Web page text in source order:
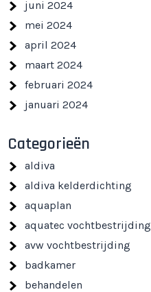
juni 2024
mei 2024
april 2024
maart 2024
februari 2024
januari 2024
Categorieën
aldiva
aldiva kelderdichting
aquaplan
aquatec vochtbestrijding
avw vochtbestrijding
badkamer
behandelen